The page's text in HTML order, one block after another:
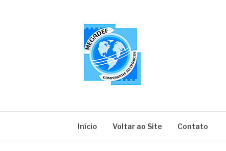
Início Voltar ao Site Contato